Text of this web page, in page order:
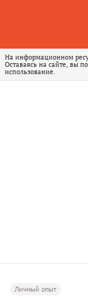
На информационном
Оставаясь на сайте, вы
использование.
Личный опыт